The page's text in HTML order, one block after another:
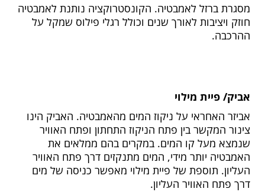
מסגרת ברזל לאמבטיה. הקונסטרוקציה נותנת לאמבטיה
חוזק ויציבות לאורך שנים וכולל רגלי פילוס שמקל על
ההרכבה.
אביק/ פיית מילוי
אביזר האחראי על ניקוז המים מהאמבטיה. האביק הינו
צינור המקשר בין פתח הניקוז התחתון ופתח האוויר
שנמצא מעל קו המים. במקרים בהם ממלאים את
האמבטיה יותר מידי, המים מתנקזים דרך פתח האוויר
העליון. תוספת של פיית מילוי מאפשר כניסה של מים
דרך פתח האוויר העליון.